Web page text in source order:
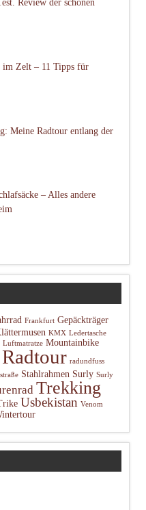
Zelt – 11 Tipps für
Meine Radtour entlang der
– Alles andere
Frankfurt Gepäckträger
KMX Ledertasche
Luftmatratze Mountainbike
Radtour radundfuss
Stahlrahmen Surly Surly
Trekking
Usbekistan Venom